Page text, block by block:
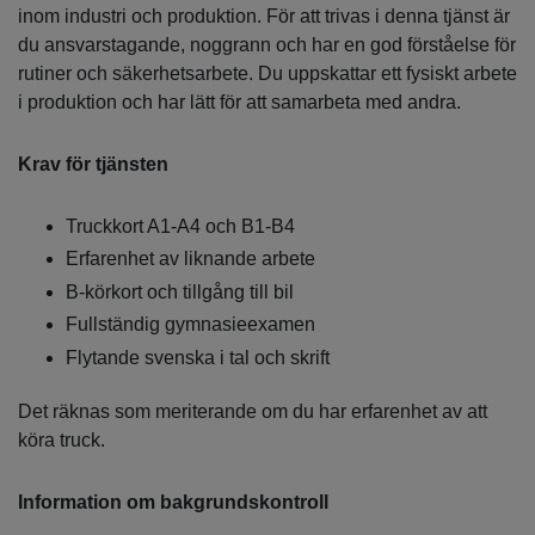
inom industri och produktion. För att trivas i denna tjänst är
du ansvarstagande, noggrann och har en god förståelse för
rutiner och säkerhetsarbete. Du uppskattar ett fysiskt arbete
i produktion och har lätt för att samarbeta med andra.
Krav för tjänsten
Truckkort A1-A4 och B1-B4
Erfarenhet av liknande arbete
B-körkort och tillgång till bil
Fullständig gymnasieexamen
Flytande svenska i tal och skrift
Det räknas som meriterande om du har erfarenhet av att
köra truck.
Information om bakgrundskontroll